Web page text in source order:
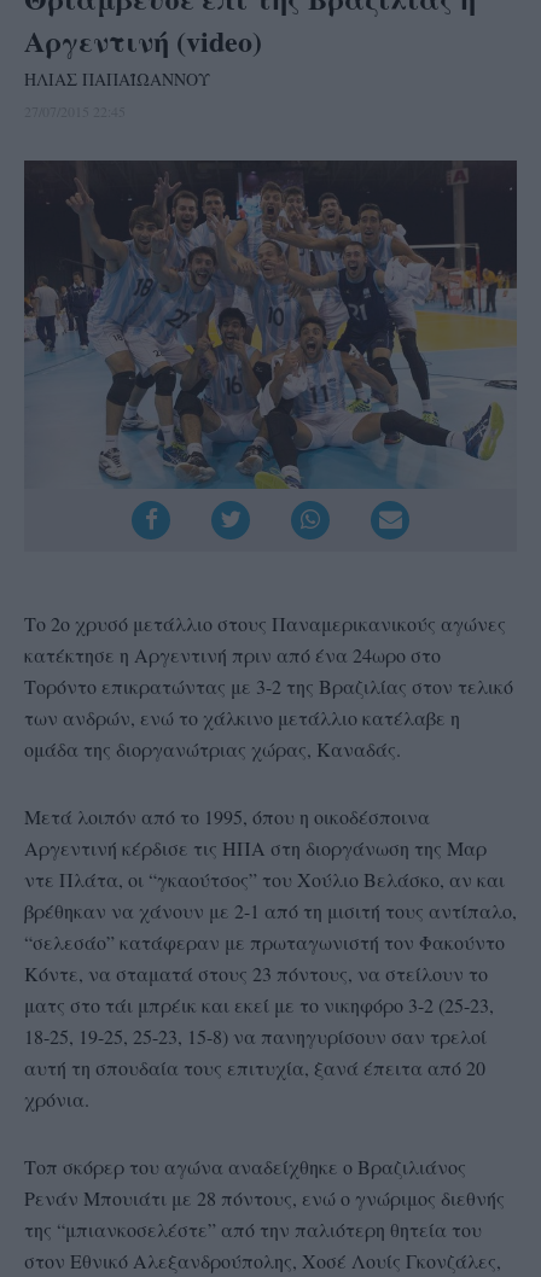
Αργεντινή (video)
ΗΛΙΑΣ ΠΑΠΑΪΩΑΝΝΟΥ
Το 2ο χρυσό μετάλλιο στους Παναμερικανικούς αγώνες
κατέκτησε η Αργεντινή πριν από ένα 24ωρο στο
Τορόντο επικρατώντας με 3-2 της Βραζιλίας στον τελικό
των ανδρών, ενώ το χάλκινο μετάλλιο κατέλαβε η
ομάδα της διοργανώτριας χώρας, Καναδάς.
Μετά λοιπόν από το 1995, όπου η οικοδέσποινα
Αργεντινή κέρδισε τις ΗΠΑ στη διοργάνωση της Μαρ
ντε Πλάτα, οι “γκαούτσος” του Χούλιο Βελάσκο, αν και
βρέθηκαν να χάνουν με 2-1 από τη μισιτή τους αντίπαλο,
“σελεσάο” κατάφεραν με πρωταγωνιστή τον Φακούντο
Κόντε, να σταματά στους 23 πόντους, να στείλουν το
ματς στο τάι μπρέικ και εκεί με το νικηφόρο 3-2 (25-23,
18-25, 19-25, 25-23, 15-8) να πανηγυρίσουν σαν τρελοί
αυτή τη σπουδαία τους επιτυχία, ξανά έπειτα από 20
χρόνια.
Τοπ σκόρερ του αγώνα αναδείχθηκε ο Βραζιλιάνος
Ρενάν Μπουιάτι με 28 πόντους, ενώ ο γνώριμος διεθνής
της “μπιανκοσελέστε” από την παλιότερη θητεία του
στον Εθνικό Αλεξανδρούπολης, Χοσέ Λουίς Γκονζάλες,